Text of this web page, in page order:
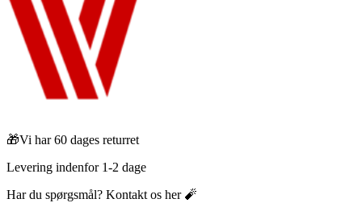
🎁Vi har 60 dages returret
Levering indenfor 1-2 dage
Har du spørgsmål? Kontakt os her 🧨